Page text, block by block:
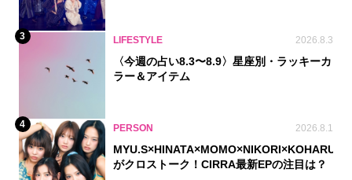
3 LIFESTYLE 2026.8.3
〈今週の占い8.3〜8.9〉星座別・ラッキーカ
ラー＆アイテム
4 PERSON 2026.8.1
MYU.S×HINATA×MOMO×NIKORI×KOHARU
がクロストーク！CIRRA最新EPの注目は？